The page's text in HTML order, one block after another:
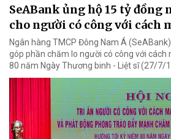
SeABank ủng hộ 15 tỷ đồng
cho người có công với cách
Ngân hàng TMCP Đông Nam Á
góp phần chăm lo người có công với cách
80 năm Ngày Thương binh - Liệt sĩ (27/7/